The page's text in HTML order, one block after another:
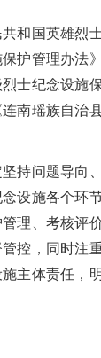
国英雄烈士
护管理办法
士纪念设施
南瑶族自治
问题导向、
设施各个环
理、考核评
控，同时注
主体责任，